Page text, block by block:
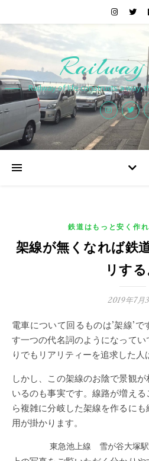
Railway of life constructs a way,
鉄道はもっと安く作れ
架線が無くなれば鉄
リする
2019年7月
電車について回るものは’架線’です。架線が鉄道の景色を表
す一つの代名詞のようになって
りでもリアリティーを追求した人
しかし、この架線のお陰で景観
いるのも事実です。線路が増え
ら複雑に分岐した架線を作るに
用が掛かります。
東急池上線 雪が谷大塚